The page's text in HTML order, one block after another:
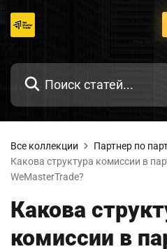
Все коллекции
Партнер по
Какова структура комиссии в
WeMasterTrade?
Какова
комиссии в